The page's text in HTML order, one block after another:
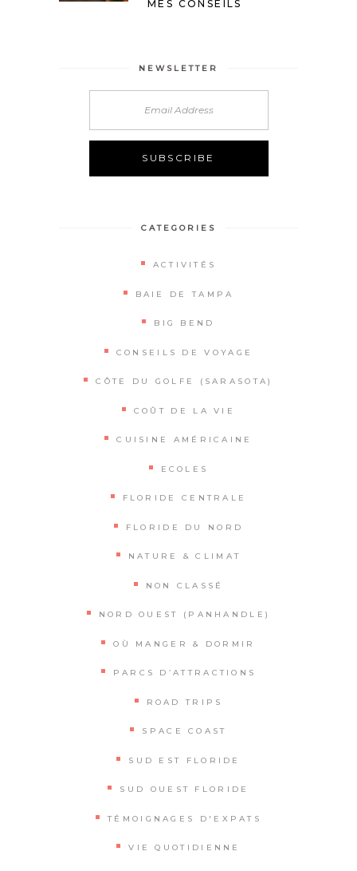
MES CONSEILS
NEWSLETTER
CATEGORIES
ACTIVITÉS
BAIE DE TAMPA
BIG BEND
CONSEILS DE VOYAGE
CÔTE DU GOLFE (SARASOTA)
COÛT DE LA VIE
CUISINE AMÉRICAINE
ECOLES
FLORIDE CENTRALE
FLORIDE DU NORD
NATURE & CLIMAT
NON CLASSÉ
NORD OUEST (PANHANDLE)
OÙ MANGER & DORMIR
PARCS D’ATTRACTIONS
ROAD TRIPS
SPACE COAST
SUD EST FLORIDE
SUD OUEST FLORIDE
TÉMOIGNAGES D'EXPATS
VIE QUOTIDIENNE